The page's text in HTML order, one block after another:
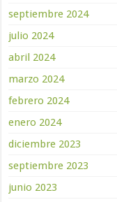
septiembre 2024
julio 2024
abril 2024
marzo 2024
febrero 2024
enero 2024
diciembre 2023
septiembre 2023
junio 2023